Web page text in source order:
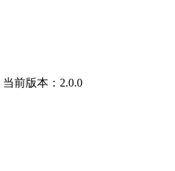
当前版本：2.0.0